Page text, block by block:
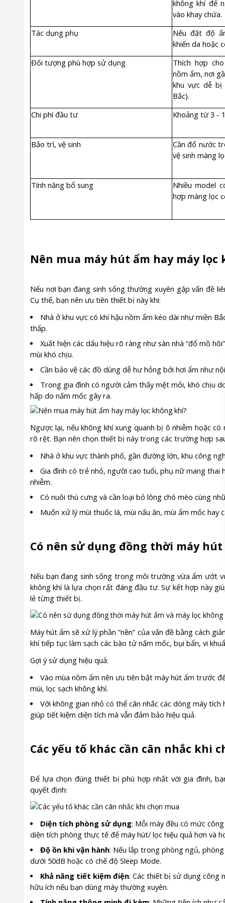
không khí để
vào khay chứa.
Tác dụng phụ
Nếu đặt độ
khiến da hoặc
Đối tượng phù hợp sử dụng
Thích hợp
nồm ẩm, nơi
khu vực dễ bị
Bắc).
Chi phí đầu tư
Khoảng từ 3 -
Bảo trì, vệ sinh
Cần đổ nước
vệ sinh màng
Tính năng bổ sung
Nhiều model
hợp màng lọc
Nên mua máy hút ẩm hay máy lọc
Nếu nơi bạn đang sinh sống thường xuyên gặp vấn đề
Cụ thể, bạn nên ưu tiên thiết bị này khi:
Nhà ở khu vực có khí hậu nồm ẩm kéo dài như miền
thấp.
Xuất hiện các dấu hiệu rõ ràng như sàn nhà “đổ mồ
mùi khó chịu.
Cần bảo vệ các đồ dùng dễ hư hỏng bởi hơi ẩm như
Trong gia đình có người cảm thấy mệt mỏi, khó chịu
hấp do nấm mốc gây ra.
Ngược lại, nếu không khí xung quanh bị ô nhiễm hoặc
rõ rệt. Bạn nên chọn thiết bị này trong các trường hợp
Nhà ở khu vực thành phố, gần đường lớn, khu công
Gia đình có trẻ nhỏ, người cao tuổi, phụ nữ mang thai
nhiễm.
Có nuôi thú cưng và cần loại bỏ lông chó mèo cùng
Muốn xử lý mùi thuốc lá, mùi nấu ăn, mùi ẩm mốc hay
Có nên sử dụng đồng thời máy
Nếu bạn đang sinh sống trong môi trường vừa ẩm ướt
không khí là lựa chọn rất đáng đầu tư. Sự kết hợp này
lẻ từng thiết bị.
Máy hút ẩm sẽ xử lý phần “nền” của vấn đề bằng cách
khí tiếp tục làm sạch các bào tử nấm mốc, bụi bẩn, vi
Gợi ý sử dụng hiệu quả:
Vào mùa nồm ẩm nên ưu tiên bật máy hút ẩm trước
mùi, lọc sạch không khí.
Với không gian nhỏ có thể cân nhắc các dòng máy
giúp tiết kiệm diện tích mà vẫn đảm bảo hiệu quả.
Các yếu tố khác cần cân nhắc khi
Để lựa chọn đúng thiết bị phù hợp nhất với gia đình,
quyết định:
Diện tích phòng sử dụng: Mỗi máy đều có mức
diện tích phòng thực tế để máy hút/ lọc hiệu quả hơn và
Độ ồn khi vận hành: Nếu lắp trong phòng ngủ,
dưới 50dB hoặc có chế độ Sleep Mode.
Khả năng tiết kiệm điện: Các thiết bị sử dụng công
hữu ích nếu bạn dùng máy thường xuyên.